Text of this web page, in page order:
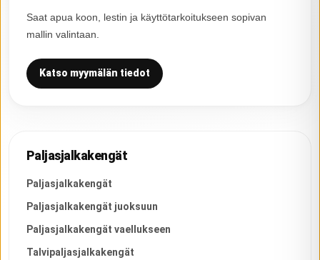
Saat apua koon, lestin ja käyttötarkoitukseen sopivan
mallin valintaan.
Katso myymälän tiedot
Paljasjalkakengät
Paljasjalkakengät
Paljasjalkakengät juoksuun
Paljasjalkakengät vaellukseen
Talvipaljasjalkakengät